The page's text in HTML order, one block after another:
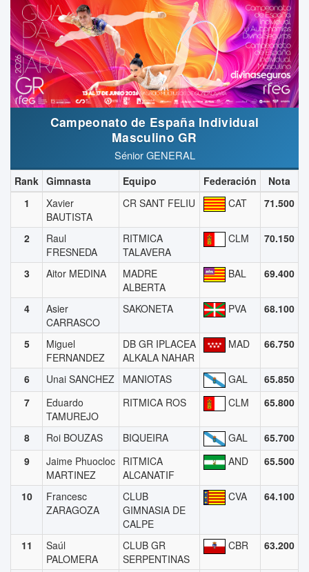
Campeonato de España Individual
Masculino GR
Sénior GENERAL
Rank Gimnasta Equipo Federación
Nota
1
Xavier
BAUTISTA
CR SANT FELIU CAT 71.500
2
Raul
FRESNEDA
RITMICA
TALAVERA
CLM 70.150
3 Aitor MEDINA
MADRE
ALBERTA
BAL 69.400
4
Asier
CARRASCO
SAKONETA PVA 68.100
5
Miguel
FERNANDEZ
DB GR IPLACEA
ALKALA NAHAR
MAD 66.750
6 Unai SANCHEZ MANIOTAS GAL
65.850
7
Eduardo
TAMUREJO
RITMICA ROS CLM 65.800
8 Roi BOUZAS BIQUEIRA GAL
65.700
9
Jaime Phuocloc
MARTINEZ
RITMICA
ALCANATIF
AND 65.500
10
Francesc
ZARAGOZA
CLUB
GIMNASIA DE
CALPE
CVA 64.100
11
Saúl
PALOMERA
CLUB GR
SERPENTINAS
CBR 63.200